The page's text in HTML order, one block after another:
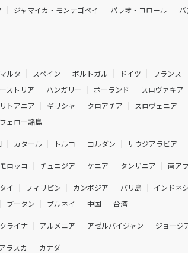
ジャマイカ・モンテゴベイ パラオ・コロール
マルタ スペイン ポルトガル ドイツ フランス
ストリア ハンガリー ポーランド スロヴァキア
リトアニア ギリシャ クロアチア スロヴェニア
フェロー諸島
カタール トルコ ヨルダン サウジアラビア
モロッコ チュニジア ケニア タンザニア 南ア
タイ フィリピン カンボジア バリ島 インドネ
ブータン ブルネイ 中国 台湾
ライナ アルメニア アゼルバイジャン ジョージ
アラスカ カナダ